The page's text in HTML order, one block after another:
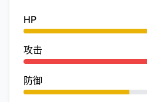
HP
攻击
防御